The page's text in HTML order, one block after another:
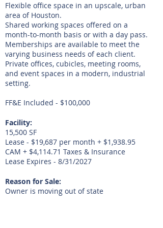
Flexible office space in an upscale, urban
area of Houston.
Shared working spaces offered on a
month-to-month basis or with a day pass.
Memberships are available to meet the
varying business needs of each client.
Private offices, cubicles, meeting rooms,
and event spaces in a modern, industrial
setting.
FF&E Included - $100,000
Facility:
15,500 SF
Lease - $19,687 per month + $1,938.95
CAM + $4,114.71 Taxes & Insurance
Lease Expires - 8/31/2027
Reason for Sale:
Owner is moving out of state